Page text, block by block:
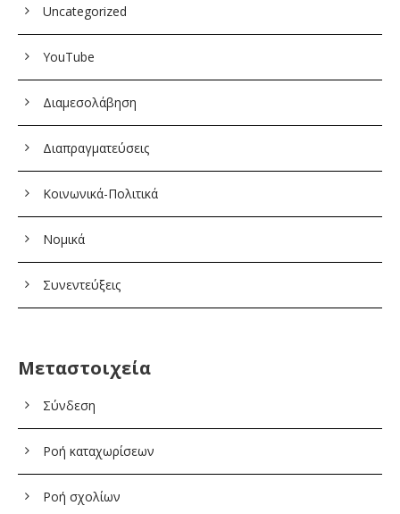
Uncategorized
YouTube
Διαμεσολάβηση
Διαπραγματεύσεις
Κοινωνικά-Πολιτικά
Νομικά
Συνεντεύξεις
Μεταστοιχεία
Σύνδεση
Ροή καταχωρίσεων
Ροή σχολίων